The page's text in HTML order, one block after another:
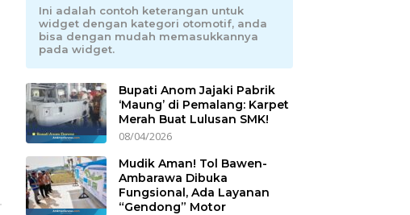
Ini adalah contoh keterangan untuk
widget dengan kategori otomotif, anda
bisa dengan mudah memasukkannya
pada widget.
Bupati Anom Jajaki Pabrik
‘Maung’ di Pemalang: Karpet
Merah Buat Lulusan SMK!
08/04/2026
Mudik Aman! Tol Bawen-
Ambarawa Dibuka
Fungsional, Ada Layanan
“Gendong” Motor